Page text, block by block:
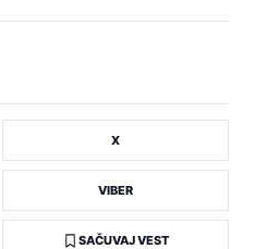
X
VIBER
SAČUVAJ VEST